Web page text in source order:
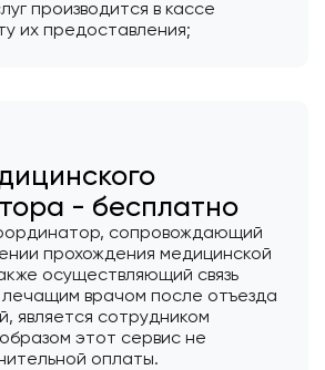
производится в кассе
их предоставления;
- бесплатно
сопровождающий
прохождения медицинской
осуществляющий связь
врачом после отъезда
является сотрудником
этот сервис не
оплаты.